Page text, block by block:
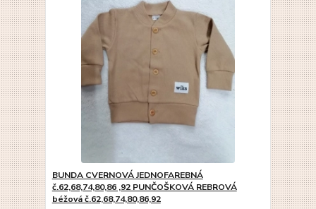
BUNDA CVERNOVÁ JEDNOFAREBNÁ
č.62,68,74,80,86 ,92 PUNČOŠKOVÁ REBROVÁ
béžová č.62,68,74,80,86,92